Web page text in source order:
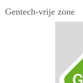
Gentech-vrije zone